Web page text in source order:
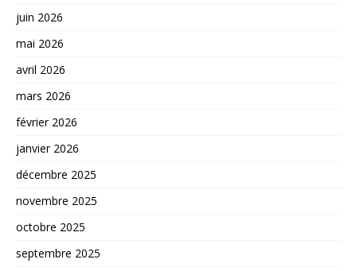
juin 2026
mai 2026
avril 2026
mars 2026
février 2026
janvier 2026
décembre 2025
novembre 2025
octobre 2025
septembre 2025